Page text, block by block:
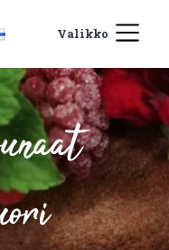
Valikko